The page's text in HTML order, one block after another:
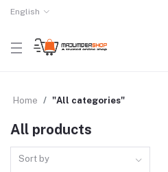
English
Home "All categories"
All products
Sort by